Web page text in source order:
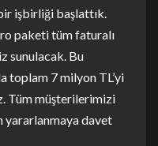
işbirliği başlattık.
paketi tüm faturalı
sunulacak. Bu
toplam 7 milyon TL’yi
Tüm müşterilerimizi
yararlanmaya davet